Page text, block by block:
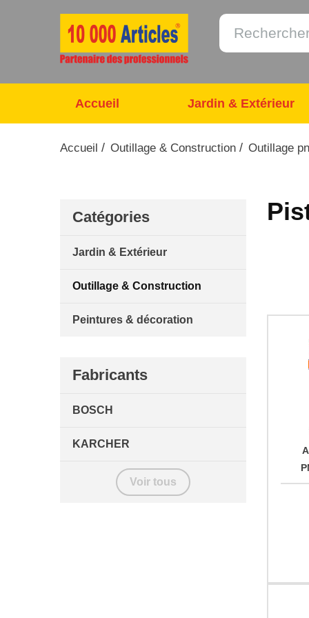
Accueil Jardin & Extérieur
Accueil / Outillage & Construction / Outillage
Catégories
Jardin & Extérieur
Outillage & Construction
Peintures & décoration
Fabricants
BOSCH
KARCHER
Voir tous